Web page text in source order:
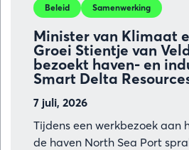
Minister van Klimaat
Groei Stientje van
bezoekt haven- en
Smart Delta
7 juli, 2026
Beleid Samenwerking
Tijdens een werkbezoek aan
de haven North Sea Port